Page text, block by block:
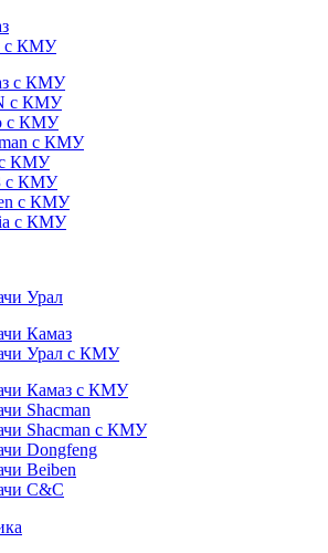
с КМУ
с КМУ
с КМУ
с КМУ
с КМУ
с КМУ
с КМУ
с КМУ
с КМУ
Урал
Камаз
Урал с КМУ
Камаз с КМУ
Shacman
Shacman с КМУ
Dongfeng
Beiben
C&C